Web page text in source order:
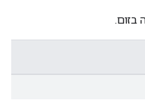
בזום.